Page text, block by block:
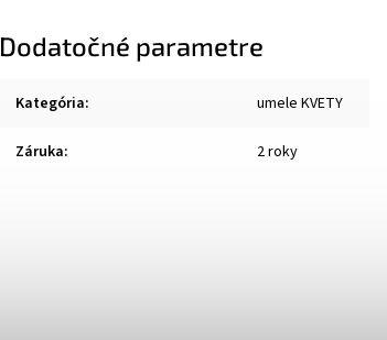
Dodatočné parametre
Kategória: umele KVETY
Záruka: 2 roky